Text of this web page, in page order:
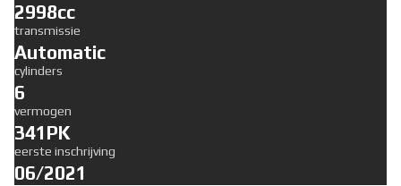
2998cc
transmissie
Automatic
cylinders
6
vermogen
341PK
eerste inschrijving
06/2021